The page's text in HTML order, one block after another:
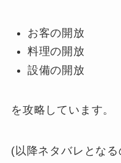
お客の開放
料理の開放
設備の開放
を攻略しています。
(以降ネタバレとな